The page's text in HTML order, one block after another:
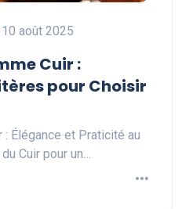
10 août 2025
Cuir :
pour Choisir
: Élégance et Praticité au
Cuir pour un…